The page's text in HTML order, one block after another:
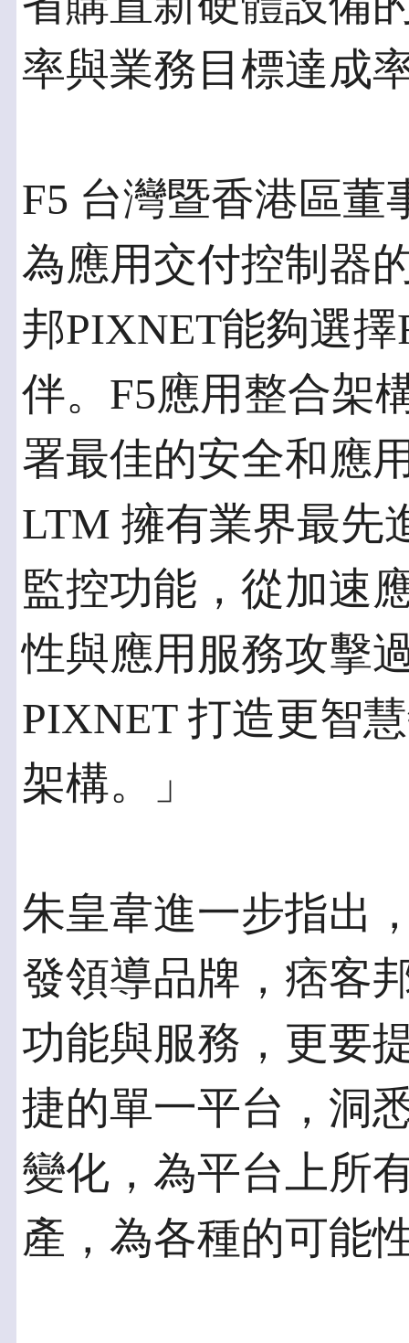
率與業務目標達成
F5 台灣暨香港區董
為應用交付控制器
邦PIXNET能夠選
伴。F5應用整合架
署最佳的安全和應
LTM 擁有業界最先
監控功能，從加速
性與應用服務攻擊
PIXNET 打造更智
架構。」
朱皇韋進一步指出
發領導品牌，痞客
功能與服務，更要
捷的單一平台，洞
變化，為平台上所
產，為各種的可能